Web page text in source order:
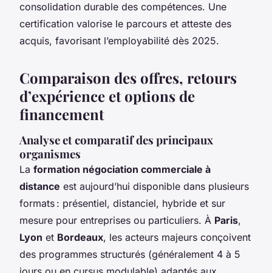
consolidation durable des compétences. Une
certification valorise le parcours et atteste des
acquis, favorisant l’employabilité dès 2025.
Comparaison des offres, retours
d’expérience et options de
financement
Analyse et comparatif des principaux
organismes
La formation négociation commerciale à
distance est aujourd’hui disponible dans plusieurs
formats : présentiel, distanciel, hybride et sur
mesure pour entreprises ou particuliers. À Paris,
Lyon et Bordeaux, les acteurs majeurs conçoivent
des programmes structurés (généralement 4 à 5